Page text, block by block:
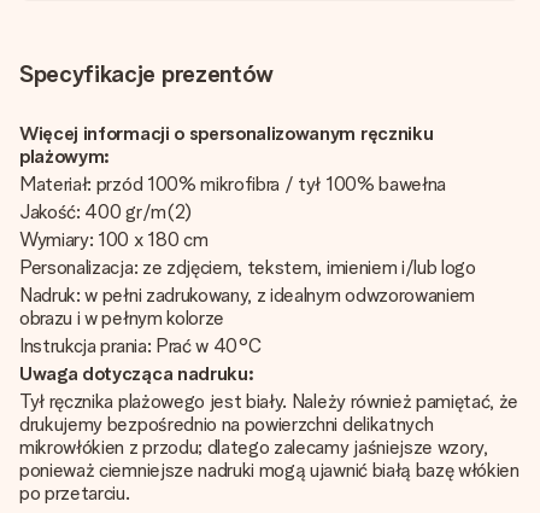
Specyfikacje prezentów
Więcej informacji o spersonalizowanym ręczniku
plażowym:
Materiał: przód 100% mikrofibra / tył 100% bawełna
Jakość: 400 gr/m(2)
Wymiary: 100 x 180 cm
Personalizacja: ze zdjęciem, tekstem, imieniem i/lub logo
Nadruk: w pełni zadrukowany, z idealnym odwzorowaniem
obrazu i w pełnym kolorze
Instrukcja prania: Prać w 40°C
Uwaga dotycząca nadruku:
Tył ręcznika plażowego jest biały. Należy również pamiętać, że
drukujemy bezpośrednio na powierzchni delikatnych
mikrowłókien z przodu; dlatego zalecamy jaśniejsze wzory,
ponieważ ciemniejsze nadruki mogą ujawnić białą bazę włókien
po przetarciu.